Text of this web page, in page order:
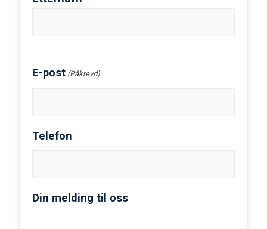
E-post (Påkrevd)
Telefon
Din melding til oss